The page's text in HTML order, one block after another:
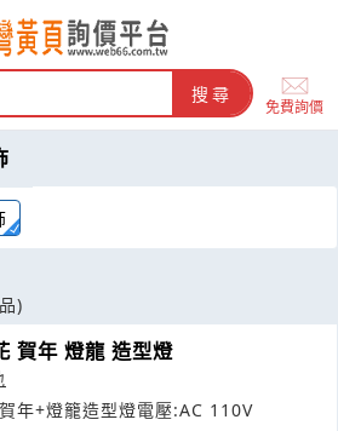
搜尋
免費詢價
)
春 桐花 賀年 燈龍 造型燈
年+燈籠造型燈電壓:AC 110V